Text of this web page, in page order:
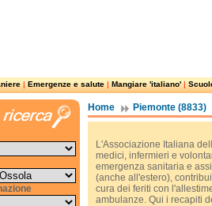
|Emergenze e salute|Mangiare 'italiano'|
Home Piemonte (8833)
L'Associazione Italiana
medici, infermieri e
emergenza sanitaria e
(anche all'estero),
cura dei feriti con
ambulanze. Qui i recapiti